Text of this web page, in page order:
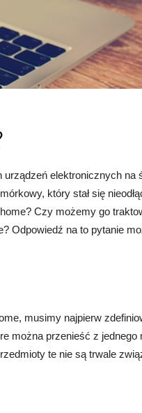
elektronicznych na
który stał się
Czy możemy go
Odpowiedź na to pytanie
musimy najpierw
można przenieść z jednego
te nie są trwale